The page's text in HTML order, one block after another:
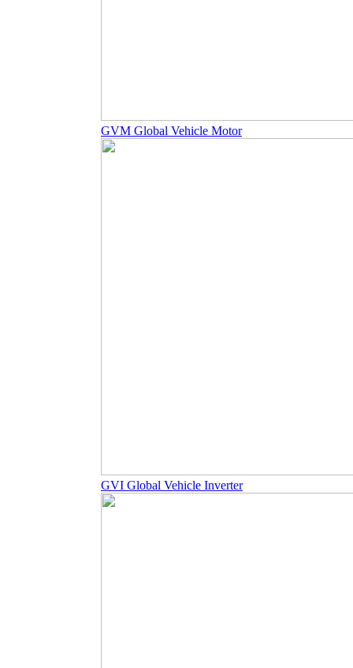
GVM Global Vehicle Motor
GVI Global Vehicle Inverter